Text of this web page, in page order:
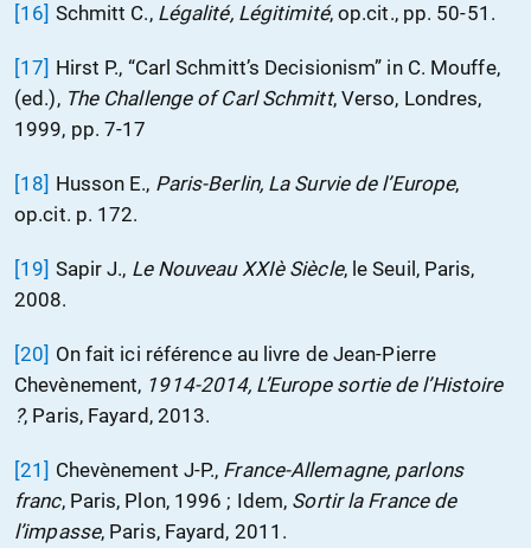
[16] Schmitt C., Légalité, Légitimité, op.cit., pp. 50-51.
[17] Hirst P., “Carl Schmitt’s Decisionism” in C. Mouffe,
(ed.), The Challenge of Carl Schmitt, Verso, Londres,
1999, pp. 7-17
[18] Husson E., Paris-Berlin, La Survie de l’Europe,
op.cit. p. 172.
[19] Sapir J., Le Nouveau XXIè Siècle, le Seuil, Paris,
2008.
[20] On fait ici référence au livre de Jean-Pierre
Chevènement, 1914-2014, L’Europe sortie de l’Histoire
?, Paris, Fayard, 2013.
[21] Chevènement J-P., France-Allemagne, parlons
franc, Paris, Plon, 1996 ; Idem, Sortir la France de
l’impasse, Paris, Fayard, 2011.